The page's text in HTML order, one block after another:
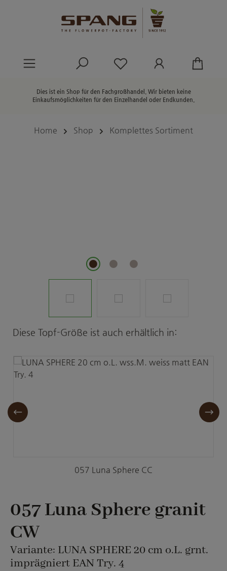
Du hast 0 Produkte
Dies ist ein Shop für den Fachgroßhandel. Wir bieten keine
Einkaufsmöglichkeiten für den Einzelhandel oder Endkunden.
Home Shop Komplettes Sortiment
Produktgalerie überspringen
Diese Topf-Größe ist auch erhältlich in:
057 Luna Sphere CC
057 Luna Sphere granit
CW
Variante: LUNA SPHERE 20 cm o.L. grnt.
imprägniert EAN Try. 4